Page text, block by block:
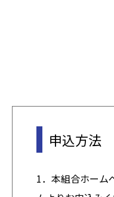
申込方法
1．本組合ホーム